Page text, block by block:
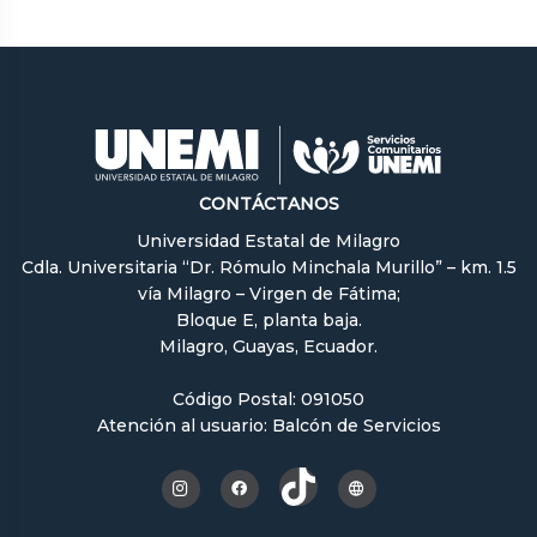
CONTÁCTANOS
Universidad Estatal de Milagro
Cdla. Universitaria “Dr. Rómulo Minchala Murillo” – km. 1.5
vía Milagro – Virgen de Fátima;
Bloque E, planta baja.
Milagro, Guayas, Ecuador.
Código Postal: 091050
Atención al usuario: Balcón de Servicios